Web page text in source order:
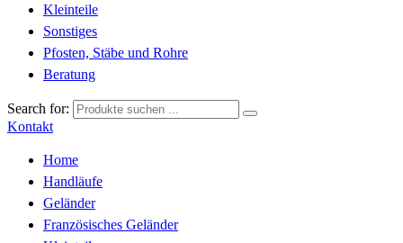
Kleinteile
Sonstiges
Pfosten, Stäbe und Rohre
Beratung
Search for:
Kontakt
Home
Handläufe
Geländer
Französisches Geländer